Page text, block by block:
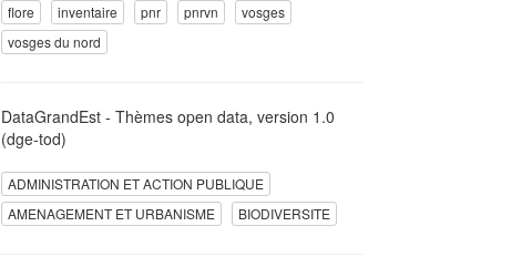
flore
inventaire pnr pnrvn
vosges
vosges du nord
DataGrandEst - Thèmes open data, version 1.0
(dge-tod)
ADMINISTRATION ET ACTION PUBLIQUE
AMENAGEMENT ET URBANISME
BIODIVERSITE